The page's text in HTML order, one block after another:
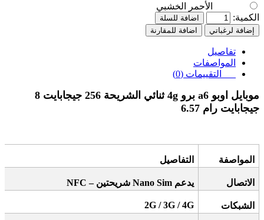
الأحمر الخشبي
الكمية:
اضافة للسلة
إضافة لرغباتي
اضافة للمقارنة
تفاصيل
المواصفات
التقييمات (0)
موبايل اوبو a6 برو 4g ثنائي الشريحة 256 جيجابايت 8
جيجابايت رام 6.57
المواصفة التفاصيل
الاتصال يدعم NFC – شريحتينNano Sim
الشبكات 2G / 3G / 4G